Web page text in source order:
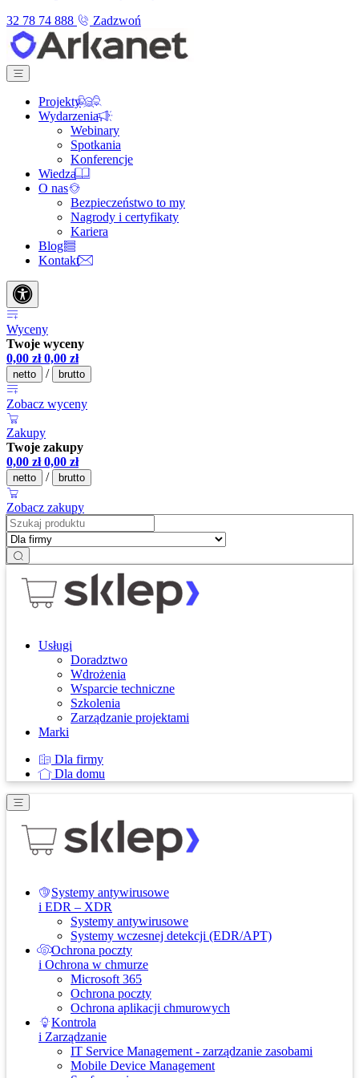
32 78 74 888
Zadzwoń
Projekty
Wydarzenia
Webinary
Spotkania
Konferencje
Wiedza
O nas
Bezpieczeństwo to my
Nagrody i certyfikaty
Kariera
Blog
Kontakt
Wyceny
Twoje wyceny
0,00 zł 0,00 zł
netto / brutto
Zobacz wyceny
Zakupy
Twoje zakupy
0,00 zł 0,00 zł
netto / brutto
Zobacz zakupy
Usługi
Doradztwo
Wdrożenia
Wsparcie techniczne
Szkolenia
Zarządzanie projektami
Marki
Dla firmy
Dla domu
Systemy antywirusowe
i EDR – XDR
Systemy antywirusowe
Systemy wczesnej detekcji (EDR/APT)
Ochrona poczty
i Ochrona w chmurze
Microsoft 365
Ochrona poczty
Ochrona aplikacji chmurowych
Kontrola
i Zarządzanie
IT Service Management - zarządzanie zasobami
Mobile Device Management